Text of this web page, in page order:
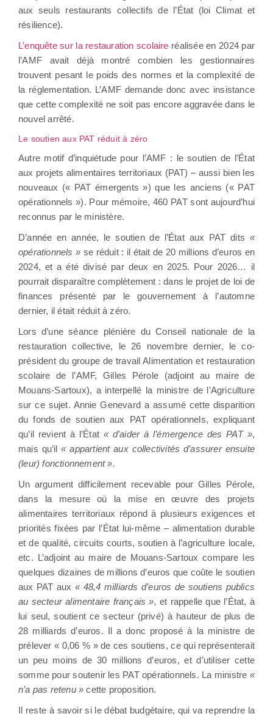
aux seuls restaurants collectifs de l’État (loi Climat et
résilience).
L’enquête sur la restauration scolaire réalisée en 2024 par
l’AMF avait déjà montré combien les gestionnaires
trouvent pesant le poids des normes et la complexité de
la réglementation. L’AMF demande donc avec insistance
que cette complexité ne soit pas encore aggravée dans le
nouvel arrêté.
Le soutien aux PAT réduit à zéro
Autre motif d’inquiétude pour l’AMF : le soutien de l’État
aux projets alimentaires territoriaux (PAT) – aussi bien les
nouveaux (« PAT émergents ») que les anciens (« PAT
opérationnels »). Pour mémoire, 460 PAT sont aujourd’hui
reconnus par le ministère.
D’année en année, le soutien de l’État aux PAT dits «
opérationnels » se réduit : il était de 20 millions d’euros en
2024, et a été divisé par deux en 2025. Pour 2026… il
pourrait disparaître complètement : dans le projet de loi de
finances présenté par le gouvernement à l’automne
dernier, il était réduit à zéro.
Lors d’une séance plénière du Conseil nationale de la
restauration collective, le 26 novembre dernier, le co-
président du groupe de travail Alimentation et restauration
scolaire de l’AMF, Gilles Pérole (adjoint au maire de
Mouans-Sartoux), a interpellé la ministre de l’Agriculture
sur ce sujet. Annie Genevard a assumé cette disparition
du fonds de soutien aux PAT opérationnels, expliquant
qu’il revient à l’État « d’aider à l’émergence des PAT »,
mais qu’il« appartient aux collectivités d’assurer ensuite
(leur) fonctionnement ».
Un argument difficilement recevable pour Gilles Pérole,
dans la mesure où la mise en œuvre des projets
alimentaires territoriaux répond à plusieurs exigences et
priorités fixées par l’État lui-même – alimentation durable
et de qualité, circuits courts, soutien à l’agriculture locale,
etc. L’adjoint au maire de Mouans-Sartoux compare les
quelques dizaines de millions d’euros que coûte le soutien
aux PAT aux « 48,4 milliards d’euros de soutiens publics
au secteur alimentaire français », et rappelle que l’État, à
lui seul, soutient ce secteur (privé) à hauteur de plus de
28 milliards d’euros. Il a donc proposé à la ministre de
prélever « 0,06 % » de ces soutiens, ce qui représenterait
un peu moins de 30 millions d’euros, et d’utiliser cette
somme pour soutenir les PAT opérationnels. La ministre «
n’a pas retenu » cette proposition.
Il reste à savoir si le débat budgétaire, qui va reprendre la